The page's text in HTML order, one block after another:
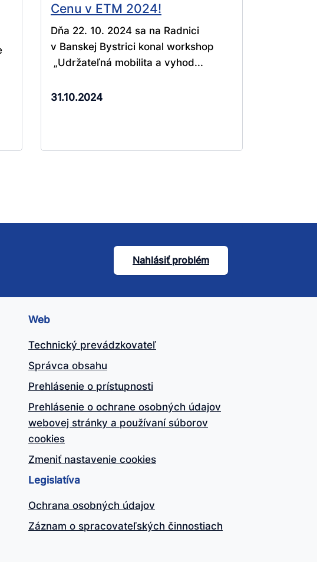
Cenu v ETM 2024!
Dňa 22. 10. 2024 sa na Radnici
v Banskej Bystrici konal workshop
„Udržateľná mobilita a vyhod...
31.10.2024
Nahlásiť problém
Web
Technický prevádzkovateľ
Správca obsahu
Prehlásenie o prístupnosti
Prehlásenie o ochrane osobných údajov
webovej stránky a používaní súborov
cookies
Zmeniť nastavenie cookies
Legislatíva
Ochrana osobných údajov
Záznam o spracovateľských činnostiach